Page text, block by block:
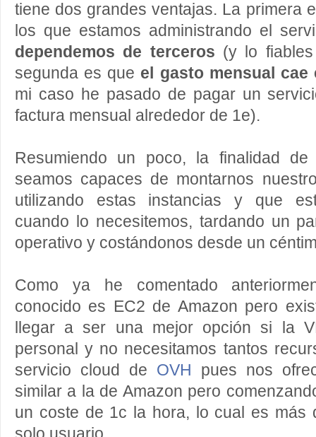
tiene dos grandes ventajas. La primera
los que estamos administrando el
dependemos de terceros (y lo
segunda es que el gasto mensual cae
mi caso he pasado de pagar un
factura mensual alrededor de 1e).
Resumiendo un poco, la finalidad
seamos capaces de montarnos
utilizando estas instancias y que
cuando lo necesitemos, tardando un
operativo y costándonos desde un
Como ya he comentado
conocido es EC2 de Amazon pero
llegar a ser una mejor opción si la
personal y no necesitamos tantos
servicio cloud de OVH pues nos
similar a la de Amazon pero
un coste de 1c la hora, lo cual es más